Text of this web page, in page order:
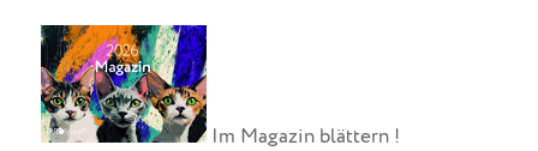
Im Magazin blättern !